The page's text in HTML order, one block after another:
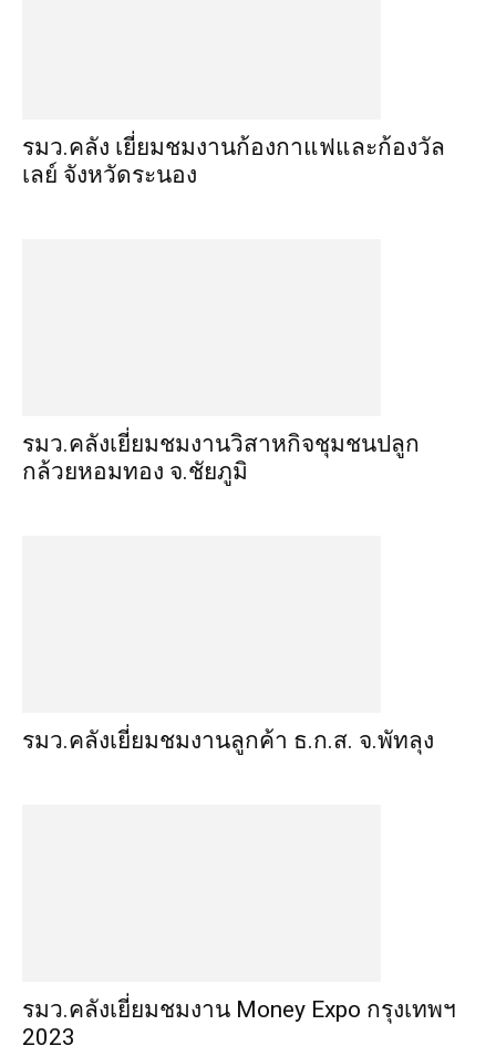
รมว.คลัง เยี่ยมชมงานก้องกาแฟและก้องวัล
เลย์ จังหวัดระนอง
รมว.คลังเยี่ยมชมงานวิสาหกิจชุมชนปลูก
กล้วยหอมทอง จ.ชัยภูมิ
รมว.คลังเยี่ยมชมงานลูกค้า ธ.ก.ส. จ.พัทลุง
รมว.คลังเยี่ยมชมงาน Money Expo กรุงเทพฯ
2023